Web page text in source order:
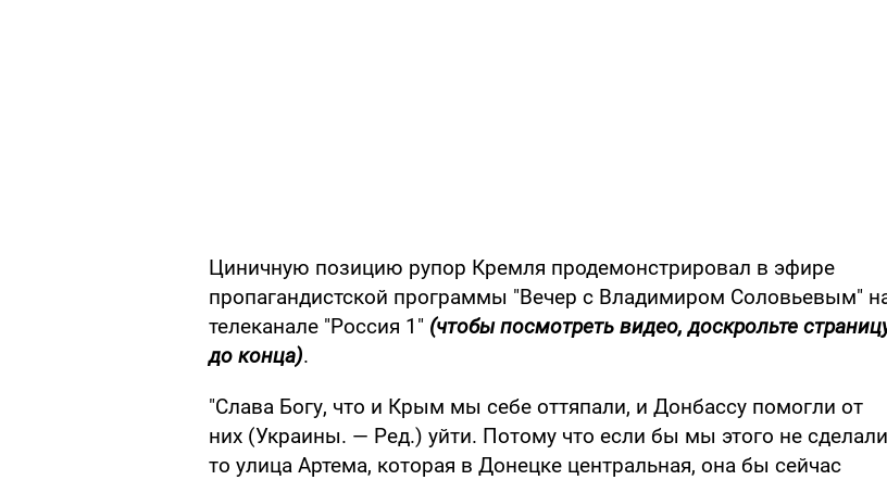
Циничную позицию рупор Кремля продемонстрировал в эфире
пропагандистской программы "Вечер с Владимиром Соловьевым"
телеканале "Россия 1" (чтобы посмотреть видео, доскрольте
до конца).
"Слава Богу, что и Крым мы себе оттяпали, и Донбассу помогли от
них (Украины. — Ред.) уйти. Потому что если бы мы этого не
то улица Артема, которая в Донецке центральная, она бы сейчас